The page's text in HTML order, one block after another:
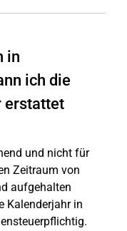
in
ich die
erstattet
und nicht für
Zeitraum von
aufgehalten
Kalenderjahr in